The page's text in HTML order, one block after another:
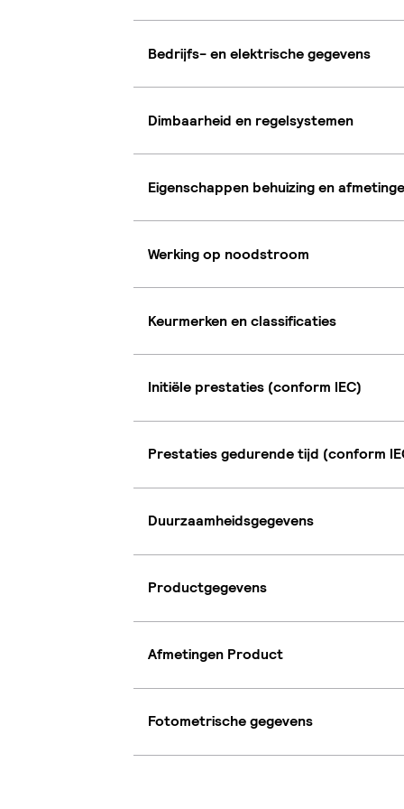
Bedrijfs- en elektrische gegevens
Dimbaarheid en regelsystemen
Eigenschappen behuizing en
Werking op noodstroom
Keurmerken en classificaties
Initiële prestaties (conform IEC)
Prestaties gedurende tijd (conform
Duurzaamheidsgegevens
Productgegevens
Afmetingen Product
Fotometrische gegevens